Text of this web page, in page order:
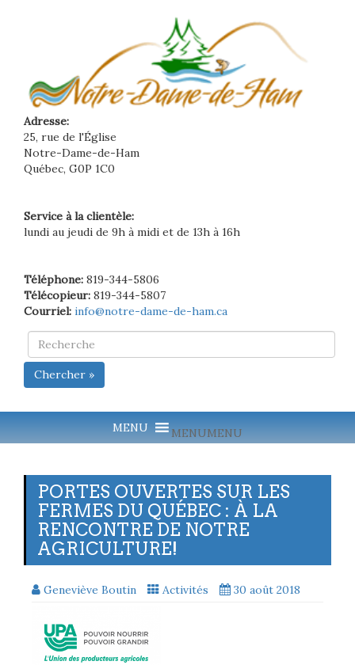
Adresse:
25, rue de l'Église
Notre-Dame-de-Ham
Québec, G0P 1C0
Service à la clientèle:
lundi au jeudi de 9h à midi et de 13h à 16h
Téléphone: 819-344-5806
Télécopieur: 819-344-5807
Courriel: info@notre-dame-de-ham.ca
Chercher »
MENUMENU
PORTES OUVERTES SUR LES
FERMES DU QUÉBEC : À LA
RENCONTRE DE NOTRE
AGRICULTURE!
Geneviève Boutin Activités 30 août 2018